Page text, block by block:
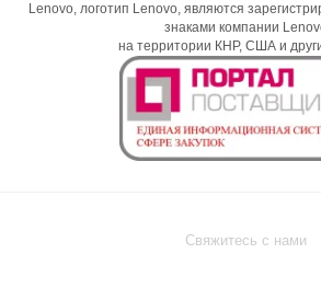
Lenovo, логотип Lenovo, являются
знаками компании
на территории КНР, США и
Свяжитесь с нами